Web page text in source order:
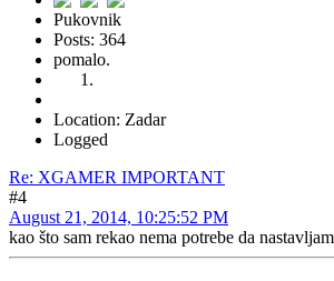
Pukovnik
Posts: 364
pomalo.
Location: Zadar
Logged
Re: XGAMER IMPORTANT
#4
August 21, 2014, 10:25:52 PM
kao što sam rekao nema potrebe da